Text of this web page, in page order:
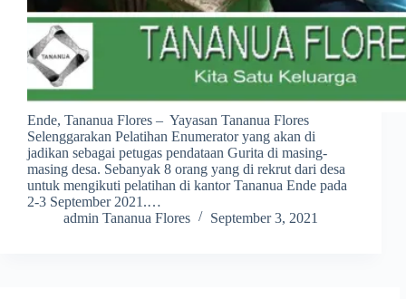
Ende, Tananua Flores – Yayasan Tananua Flores
Selenggarakan Pelatihan Enumerator yang akan di
jadikan sebagai petugas pendataan Gurita di masing-
masing desa. Sebanyak 8 orang yang di rekrut dari desa
untuk mengikuti pelatihan di kantor Tananua Ende pada
2-3 September 2021.…
admin Tananua Flores
September 3, 2021